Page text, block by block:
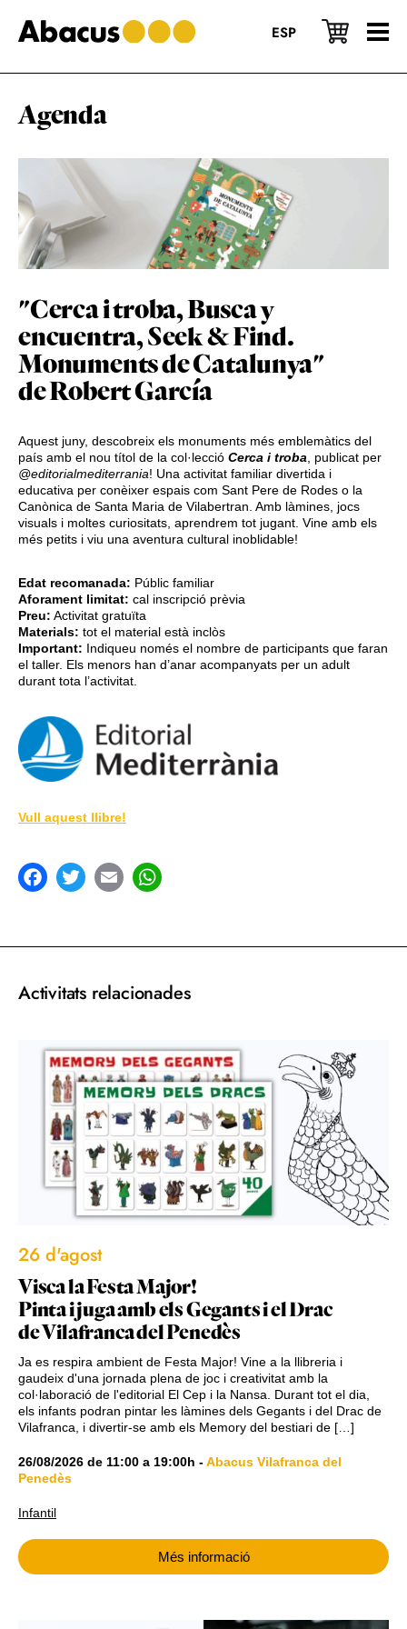
to
main
to
primary
to
footer
ESP
Agenda
"Cerca i troba, Busca y
encuentra, Seek & Find.
Monuments de Catalunya"
de Robert García
Aquest juny, descobreix els monuments més emblemàtics del
país amb el nou títol de la col·lecció Cerca i troba, publicat per
@editorialmediterrania! Una activitat familiar divertida i
educativa per conèixer espais com Sant Pere de Rodes o la
Canònica de Santa Maria de Vilabertran. Amb làmines, jocs
visuals i moltes curiositats, aprendrem tot jugant. Vine amb els
més petits i viu una aventura cultural inoblidable!
Edat recomanada: Públic familiar
Aforament limitat: cal inscripció prèvia
Preu: Activitat gratuïta
Materials: tot el material està inclòs
Important: Indiqueu només el nombre de participants que faran
el taller. Els menors han d’anar acompanyats per un adult
durant tota l’activitat.
Vull aquest llibre!
Activitats relacionades
26 d'agost
Visca la Festa Major!
Pinta i juga amb els Gegants i el Drac
de Vilafranca del Penedès
Ja es respira ambient de Festa Major! Vine a la llibreria i
gaudeix d'una jornada plena de joc i creativitat amb la
col·laboració de l'editorial El Cep i la Nansa. Durant tot el dia,
els infants podran pintar les làmines dels Gegants i del Drac de
Vilafranca, i divertir-se amb els Memory del bestiari de […]
26/08/2026 de 11:00 a 19:00h -Abacus Vilafranca del
Penedès
Infantil
Més informació